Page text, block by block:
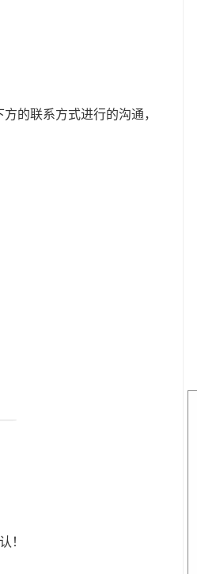
方的联系方式进行的沟通，
！